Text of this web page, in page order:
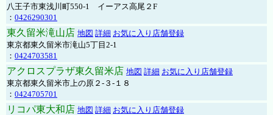
八王子市東浅川町550-1 イーアス高尾２F
： 0426290301
東久留米滝山店 地図 詳細 お気に入り店舗登録
東京都東久留米市滝山5丁目2-1
： 0424703581
アクロスプラザ東久留米店 地図 詳細 お気に入り店舗登録
東京都東久留米市上の原２-３-１８
： 0424705701
リコパ東大和店 地図 詳細 お気に入り店舗登録